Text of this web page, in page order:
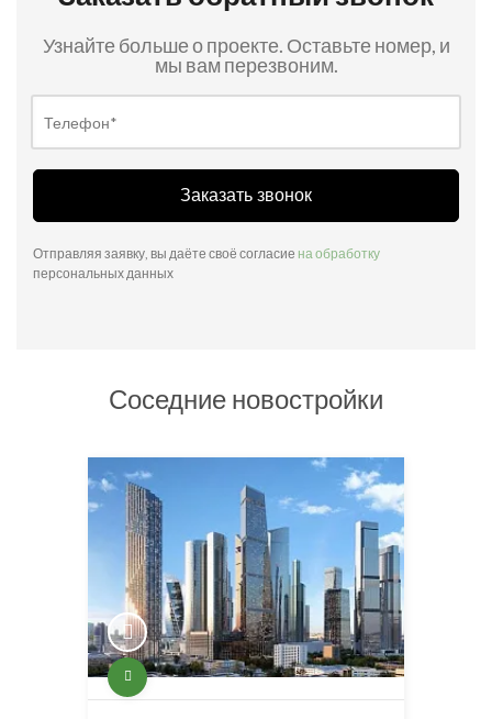
Узнайте больше о проекте. Оставьте номер, и
мы вам перезвоним.
Заказать звонок
Отправляя заявку, вы даёте своё согласие на обработку
персональных данных
Соседние новостройки